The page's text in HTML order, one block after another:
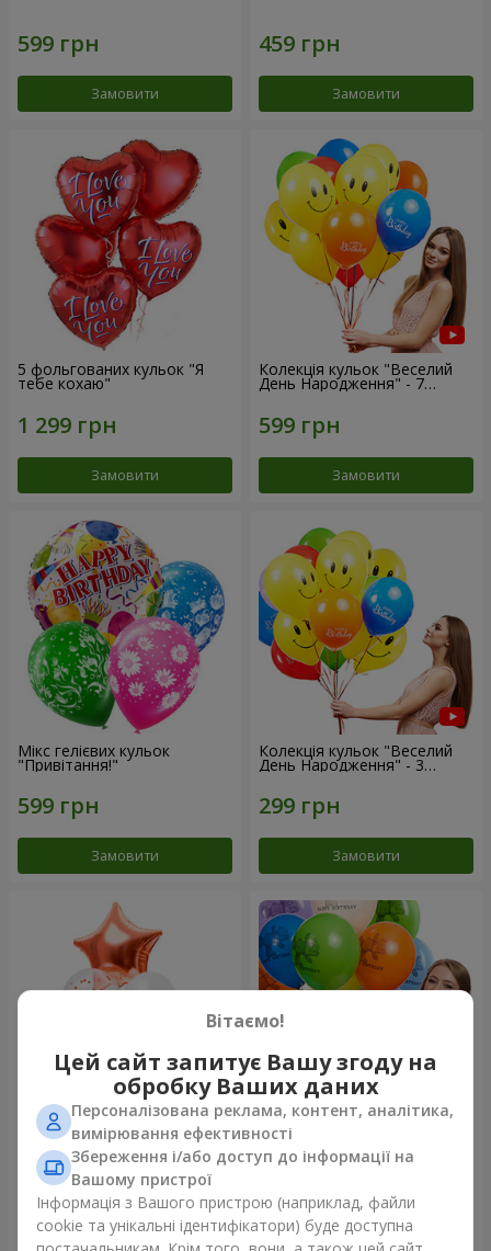
Замовити Замовити
5 фольгованих кульок "Я
тебе кохаю"
Замовити
Колекція кульок "Веселий
День Народження" - 7
кульок
Замовити
Мікс гелієвих кульок
"Привітання!"
Замовити
Колекція кульок "Веселий
День Народження" - 3
кульки
Замовити
Фонтан куль “Світ чудес”
Замовити
Коллекция шариков "День
рождения" (с Тедди)
Замовити
Вітаємо!
Цей сайт запитує Вашу згоду на
обробку Ваших даних
Персоналізована реклама, контент, аналітика,
вимірювання ефективності
Збереження і/або доступ до інформації на
Вашому пристрої
Інформація з Вашого пристрою (наприклад, файли
cookie та унікальні ідентифікатори) буде доступна